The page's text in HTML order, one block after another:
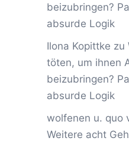
beizubringen?
absurde Logik
Ilona Kopittke zu
töten, um ihnen
beizubringen?
absurde Logik
wolfenen u. quo
Weitere acht